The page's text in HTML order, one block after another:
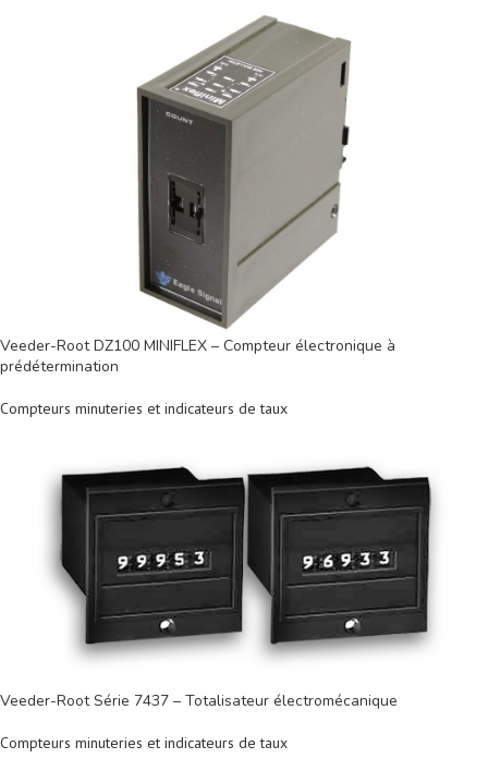
Veeder-Root DZ100 MINIFLEX – Compteur électronique à
prédétermination
Compteurs minuteries et indicateurs de taux
Veeder-Root Série 7437 – Totalisateur électromécanique
Compteurs minuteries et indicateurs de taux